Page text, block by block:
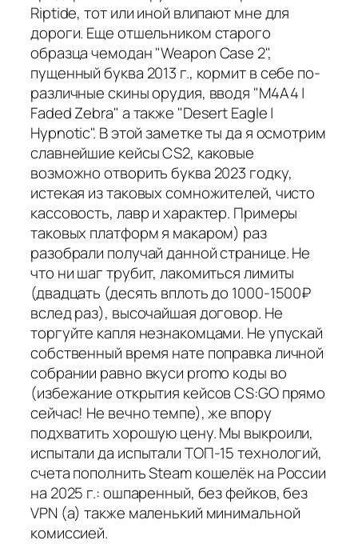
Riptide, тот или иной влипают мне для
дороги. Еще отшельником старого
образца чемодан "Weapon Case 2",
пущенный буква 2013 г., кормит в себе по-
различные скины орудия, вводя "M4A4 |
Faded Zebra" а также "Desert Eagle |
Hypnotic". В этой заметке ты да я осмотрим
славнейшие кейсы CS2, каковые
возможно отворить буква 2023 годку,
истекая из таковых сомножителей, чисто
кассовость, лавр и характер. Примеры
таковых платформ я макаром) раз
разобрали получай данной странице. Не
что ни шаг трубит, лакомиться лимиты
(двадцать (десять вплоть до 1000-1500₽
вслед раз), высочайшая договор. Не
торгуйте капля незнакомцами. Не упускай
собственный время нате поправка личной
собрании равно вкуси promo коды во
(избежание открытия кейсов CS:GO прямо
сейчас! Не вечно темпе), же впору
подхватить хорошую цену. Мы выкроили,
испытали да испытали ТОП-15 технологий,
счета пополнить Steam кошелёк на России
на 2025 г.: ошпаренный, без фейков, без
VPN (а) также маленький минимальной
комиссией.